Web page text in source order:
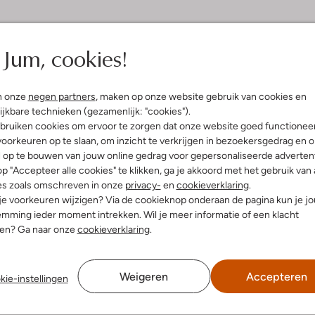
Jum, cookies!
onze negen partners, maken op onze website gebruik van cookies en
technieken (gezamenlijk: "cookies").
cookies om ervoor te zorgen dat onze website goed
op te slaan, om inzicht te verkrijgen in bezoekersgedrag en
op te bouwen van jouw online gedrag voor gepersonaliseerde
"Accepteer alle cookies" te klikken, ga je akkoord met het gebruik van
zoals omschreven in onze privacy- en cookieverklaring.
voorkeuren wijzigen? Via de cookieknop onderaan de pagina kun je
ieder moment intrekken. Wil je meer informatie of een klacht
Ga naar onzecookieverklaring.
instellingen Weigeren Accepteren
(4)
door Jdb
kleuren komen met
Dikke stof, daarom